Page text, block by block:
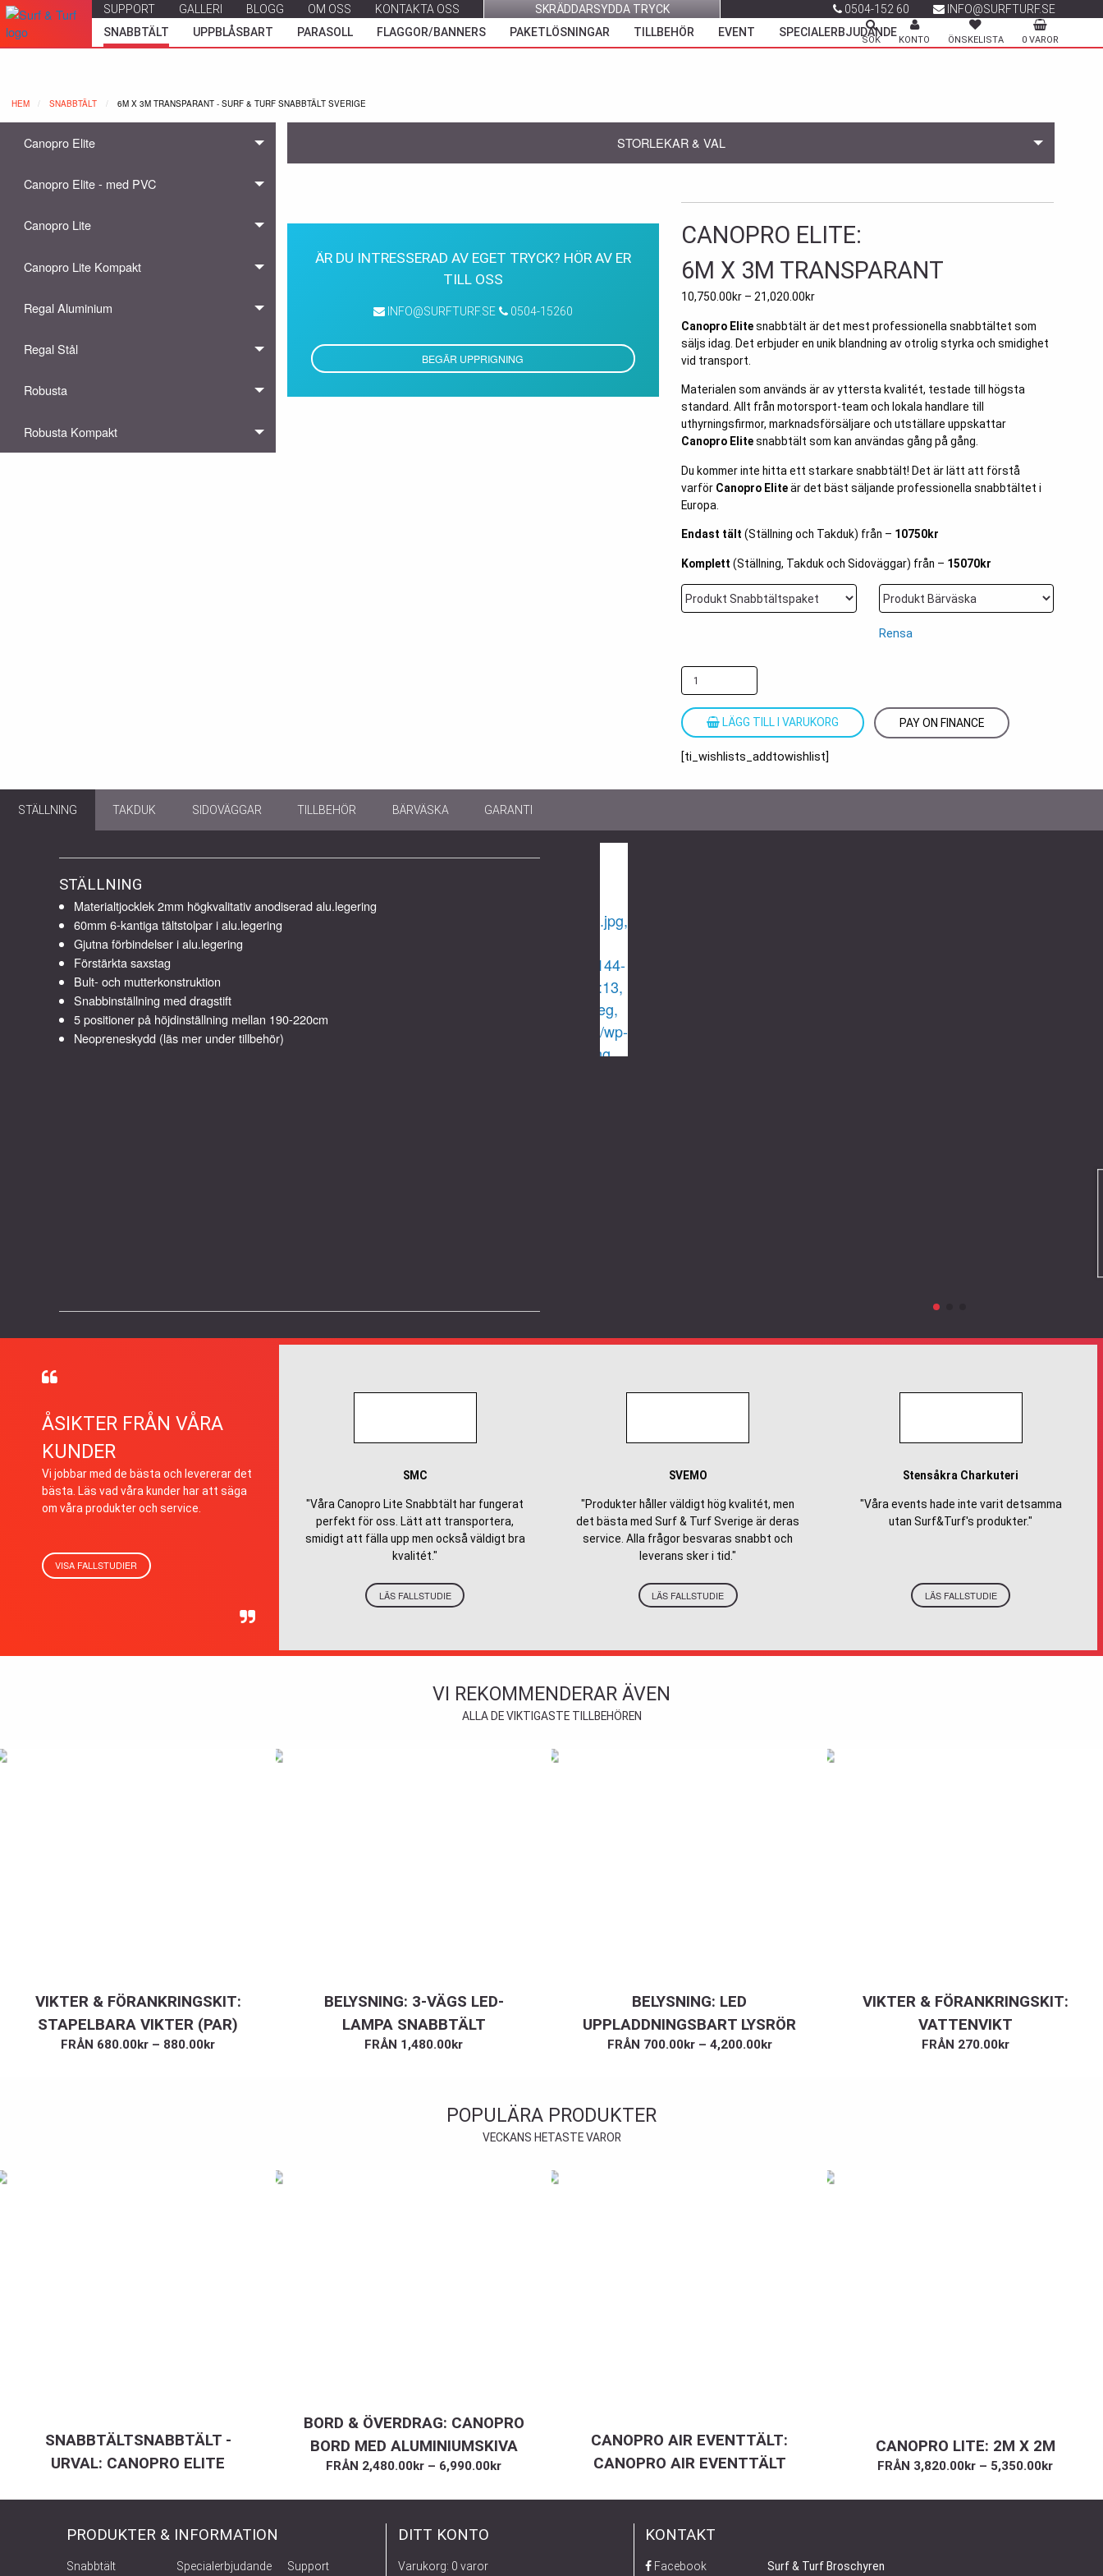
SUPPORT GALLERI BLOGG OM OSS KONTAKTA OSS SKRÄDDARSYDDA TRYCK INFO@SURFTURF.SE
0504-152 60
SNABBTÄLT
UPPBLÅSBART PARASOLL FLAGGOR/BANNERS PAKETLÖSNINGAR TILLBEHÖR EVENT SPECIALERBJUDANDE
0 VAROR
ÖNSKELISTA
KONTO
SÖK
HEM SNABBTÄLT NUVARANDE:
6M X 3M TRANSPARANT - SURF & TURF SNABBTÄLT SVERIGE
Canopro Elite
Canopro Elite - med PVC
Canopro Lite
Canopro Lite Kompakt
Regal Aluminium
Regal Stål
Robusta
Robusta Kompakt
STORLEKAR & VAL
ÄR DU INTRESSERAD AV EGET TRYCK? HÖR AV ER
TILL OSS
INFO@SURFTURF.SE 0504-15260
BEGÄR UPPRIGNING
CANOPRO ELITE:
6M X 3M TRANSPARANT
10,750.00kr –21,020.00kr
Canopro Elitesnabbtält är det mest professionella snabbtältet som
säljs idag. Det erbjuder en unik blandning av otrolig styrka och smidighet
vid transport.
Materialen som används är av yttersta kvalitét, testade till högsta
standard. Allt från motorsport-team och lokala handlare till
uthyrningsfirmor, marknadsförsäljare och utställare uppskattar
Canopro Elitesnabbtält som kan användas gång på gång.
Du kommer inte hitta ett starkare snabbtält! Det är lätt att förstå
varför Canopro Eliteär det bäst säljande professionella snabbtältet i
Europa.
Endast tält (Ställning och Takduk) från – 10750kr
Komplett (Ställning, Takduk och Sidoväggar) från – 15070kr
Rensa
LÄGG TILL I VARUKORG PAY ON FINANCE
[ti_wishlists_addtowishlist]
STÄLLNING TAKDUK SIDOVÄGGAR TILLBEHÖR BÄRVÄSKA GARANTI
STÄLLNING
Materialtjocklek 2mm högkvalitativ anodiserad alu.legering
60mm 6-kantiga tältstolpar i alu.legering
Gjutna förbindelser i alu.legering
Förstärkta saxstag
Bult- och mutterkonstruktion
Snabbinställning med dragstift
5 positioner på höjdinställning mellan 190-220cm
Neopreneskydd (läs mer under tillbehör)
ÅSIKTER FRÅN VÅRA
KUNDER
Vi jobbar med de bästa och levererar det
bästa. Läs vad våra kunder har att säga
om våra produkter och service.
VISA FALLSTUDIER
SMC
"Våra Canopro Lite Snabbtält har fungerat
perfekt för oss. Lätt att transportera,
smidigt att fälla upp men också väldigt bra
kvalitét."
LÄS FALLSTUDIE
SVEMO
"Produkter håller väldigt hög kvalitét, men
det bästa med Surf & Turf Sverige är deras
service. Alla frågor besvaras snabbt och
leverans sker i tid."
LÄS FALLSTUDIE
Stensåkra Charkuteri
"Våra events hade inte varit detsamma
utan Surf&Turf's produkter."
LÄS FALLSTUDIE
VI REKOMMENDERAR ÄVEN
ALLA DE VIKTIGASTE TILLBEHÖREN
VIKTER & FÖRANKRINGSKIT:
STAPELBARA VIKTER (PAR)
FRÅN 680.00kr – 880.00kr
BELYSNING: 3-VÄGS LED-
LAMPA SNABBTÄLT
FRÅN 1,480.00kr
BELYSNING: LED
UPPLADDNINGSBART LYSRÖR
FRÅN 700.00kr– 4,200.00kr
VIKTER & FÖRANKRINGSKIT:
VATTENVIKT
FRÅN 270.00kr
POPULÄRA PRODUKTER
VECKANS HETASTE VAROR
SNABBTÄLTSNABBTÄLT -
URVAL: CANOPRO ELITE
BORD & ÖVERDRAG: CANOPRO
BORD MED ALUMINIUMSKIVA
FRÅN 2,480.00kr – 6,990.00kr
CANOPRO AIR EVENTTÄLT:
CANOPRO AIR EVENTTÄLT
CANOPRO LITE: 2M X 2M
FRÅN 3,820.00kr – 5,350.00kr
PRODUKTER & INFORMATION
Snabbtält Specialerbjudande Support
DITT KONTO
Varukorg: 0 varor
KONTAKT
Facebook Surf & Turf Broschyren